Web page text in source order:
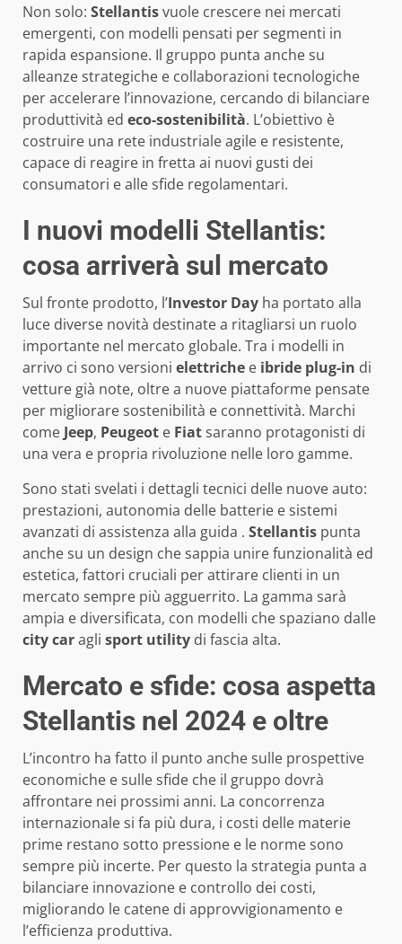
Non solo: Stellantisvuole crescere nei mercati
emergenti, con modelli pensati per segmenti in
rapida espansione. Il gruppo punta anche su
alleanze strategiche e collaborazioni tecnologiche
per accelerare l’innovazione, cercando di bilanciare
produttività ed eco-sostenibilità. L’obiettivo è
costruire una rete industriale agile e resistente,
capace di reagire in fretta ai nuovi gusti dei
consumatori e alle sfide regolamentari.
I nuovi modelli Stellantis:
cosa arriverà sul mercato
Sul fronte prodotto, l’Investor Day ha portato alla
luce diverse novità destinate a ritagliarsi un ruolo
importante nel mercato globale. Tra i modelli in
arrivo ci sono versioni elettriche e ibride plug-in di
vetture già note, oltre a nuove piattaforme pensate
per migliorare sostenibilità e connettività. Marchi
come Jeep, Peugeot e Fiatsaranno protagonisti di
una vera e propria rivoluzione nelle loro gamme.
Sono stati svelati i dettagli tecnici delle nuove auto:
prestazioni, autonomia delle batterie e sistemi
avanzati di assistenza alla guida . Stellantis punta
anche su un design che sappia unire funzionalità ed
estetica, fattori cruciali per attirare clienti in un
mercato sempre più agguerrito. La gamma sarà
ampia e diversificata, con modelli che spaziano dalle
city caragli sport utility di fascia alta.
Mercato e sfide: cosa aspetta
Stellantis nel 2024 e oltre
L’incontro ha fatto il punto anche sulle prospettive
economiche e sulle sfide che il gruppo dovrà
affrontare nei prossimi anni. La concorrenza
internazionale si fa più dura, i costi delle materie
prime restano sotto pressione e le norme sono
sempre più incerte. Per questo la strategia punta a
bilanciare innovazione e controllo dei costi,
migliorando le catene di approvvigionamento e
l’efficienza produttiva.